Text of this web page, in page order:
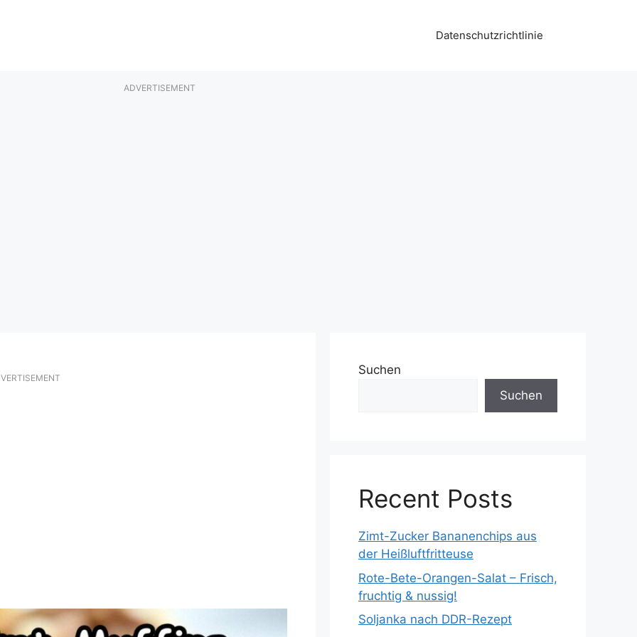
Datenschutzrichtlinie
ADVERTISEMENT
Suchen
Suchen
Recent Posts
Zimt-Zucker Bananenchips aus
der Heißluftfritteuse
Rote-Bete-Orangen-Salat – Frisch,
fruchtig & nussig!
Soljanka nach DDR-Rezept